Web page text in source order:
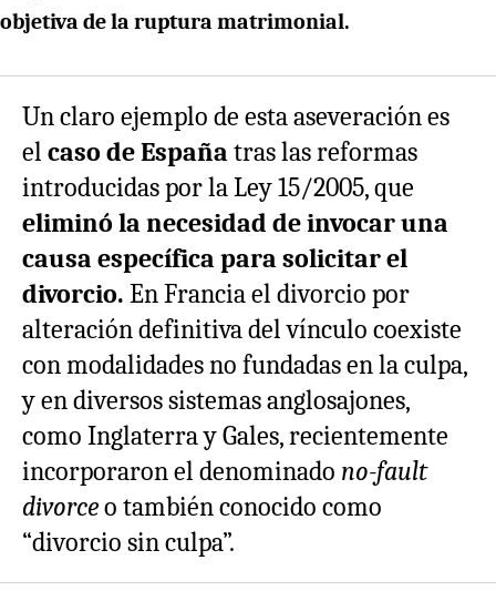
objetiva de la ruptura matrimonial.
Un claro ejemplo de esta aseveración es
el caso de Españatras las reformas
introducidas por la Ley 15/2005, que
eliminó la necesidad de invocar una
causa específica para solicitar el
divorcio. En Francia el divorcio por
alteración definitiva del vínculo coexiste
con modalidades no fundadas en la culpa,
y en diversos sistemas anglosajones,
como Inglaterra y Gales, recientemente
incorporaron el denominado no-fault
divorceo también conocido como
“divorcio sin culpa”.